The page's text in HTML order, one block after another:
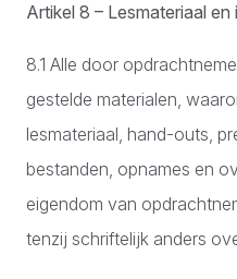
Artikel 8 – Lesmateriaal
8.1 Alle door
gestelde materialen,
lesmateriaal, hand-outs,
bestanden, opnames en
eigendom van
tenzij schriftelijk anders